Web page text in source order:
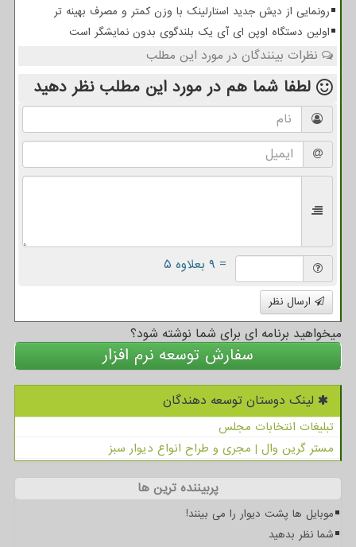
رونمایی از دیش جدید استارلینک با وزن کمتر و مصرف بهینه تر
اولین دستگاه اوپن ای آی یک بلندگوی بدون نمایشگر است
نظرات بینندگان در مورد این مطلب
لطفا شما هم در مورد این مطلب نظر دهید
= ۹ بعلاوه ۵
ارسال نظر
میخواهید برنامه ای برای شما نوشته شود؟
سفارش توسعه نرم افزار
لینک دوستان توسعه دهندگان
تبلیغات انتخابات مجلس
مستر گرین وال | مجری و طراح انواع دیوار سبز
پربیننده ترین ها
موبایل ها پشت دیوار را می بینند!
شما نظر بدهید